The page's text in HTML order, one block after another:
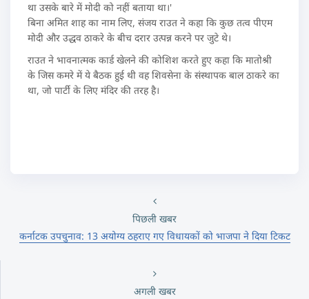
था उसके बारे में मोदी को नहीं बताया था।'
बिना अमित शाह का नाम लिए, संजय राउत ने कहा कि कुछ तत्व पीएम
मोदी और उद्धव ठाकरे के बीच दरार उत्पन्न करने पर जुटे थे।
राउत ने भावनात्मक कार्ड खेलने की कोशिश करते हुए कहा कि मातोश्री
के जिस कमरे में ये बैठक हुई थी वह शिवसेना के संस्थापक बाल ठाकरे का
था, जो पार्टी के लिए मंदिर की तरह है।
पिछली खबर
कर्नाटक उपचुनाव: 13 अयोग्य ठहराए गए विधायकों को भाजपा ने दिया टिकट
अगली खबर